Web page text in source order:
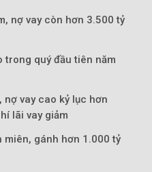
nợ vay còn hơn 3.500 tỷ
trong quý đầu tiên năm
nợ vay cao kỷ lục hơn
lãi vay giảm
miên, gánh hơn 1.000 tỷ